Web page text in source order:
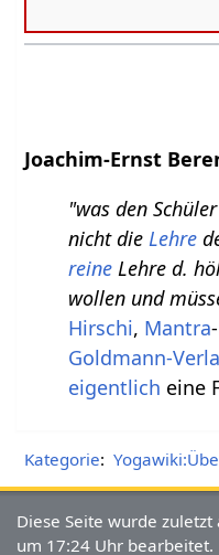
Joachim-Ernst
"was den
nicht dieLehre
reine Lehre d.
wollen und
Hirschi, Mantra-
Goldmann-
eigentlich eine
Kategorie:
Diese Seite wurde
um 17:24 Uhr bearbeitet.